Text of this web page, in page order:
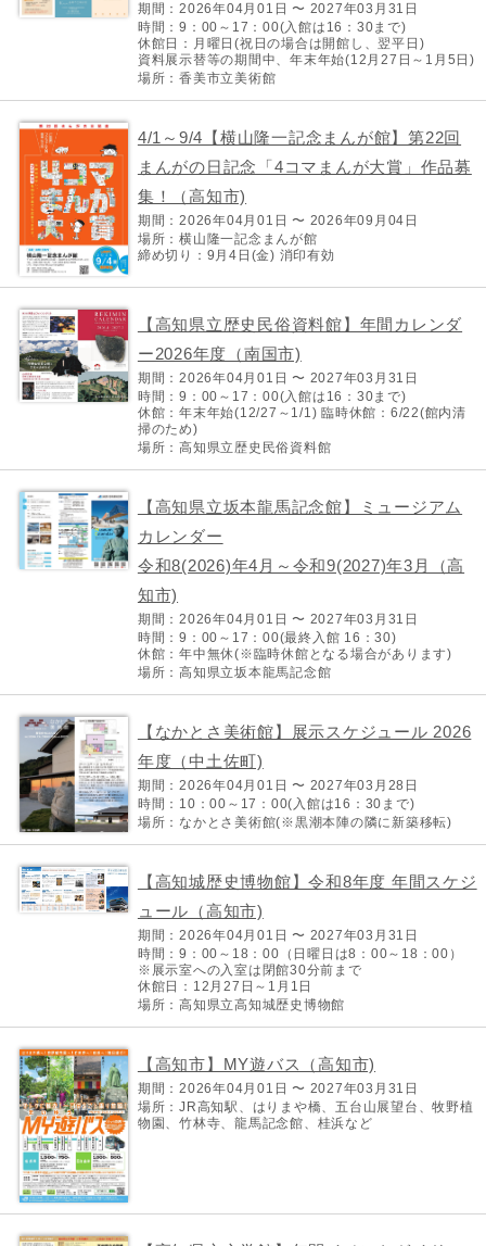
期間：2026年04月01日 〜 2027年03月31日
時間：9：00～17：00(入館は16：30まで)
休館日：月曜日(祝日の場合は開館し、翌平日)
資料展示替等の期間中、年末年始(12月27日～1月5日)
場所：香美市立美術館
4/1～9/4【横山隆一記念まんが館】第22回
まんがの日記念「4コマまんが大賞」作品募
集！（高知市)
期間：2026年04月01日 〜 2026年09月04日
場所：横山隆一記念まんが館
締め切り：9月4日(金) 消印有効
【高知県立歴史民俗資料館】年間カレンダ
ー2026年度（南国市)
期間：2026年04月01日 〜 2027年03月31日
時間：9：00～17：00(入館は16：30まで)
休館：年末年始(12/27～1/1) 臨時休館：6/22(館内清
掃のため)
場所：高知県立歴史民俗資料館
【高知県立坂本龍馬記念館】ミュージアム
カレンダー
令和8(2026)年4月～令和9(2027)年3月（高
知市)
期間：2026年04月01日 〜 2027年03月31日
時間：9：00～17：00(最終入館 16：30)
休館：年中無休(※臨時休館となる場合があります)
場所：高知県立坂本龍馬記念館
【なかとさ美術館】展示スケジュール 2026
年度（中土佐町)
期間：2026年04月01日 〜 2027年03月28日
時間：10：00～17：00(入館は16：30まで)
場所：なかとさ美術館(※黒潮本陣の隣に新築移転)
【高知城歴史博物館】令和8年度 年間スケジ
ュール（高知市)
期間：2026年04月01日 〜 2027年03月31日
時間：9：00～18：00（日曜日は8：00～18：00）
※展示室への入室は閉館30分前まで
休館日：12月27日～1月1日
場所：高知県立高知城歴史博物館
【高知市】MY遊バス（高知市)
期間：2026年04月01日 〜 2027年03月31日
場所：JR高知駅、はりまや橋、五台山展望台、牧野植
物園、竹林寺、龍馬記念館、桂浜など